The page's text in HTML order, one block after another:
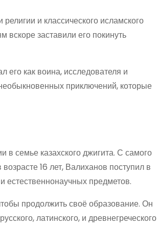
и классического исламского
заставили его покинуть
как воина, исследователя и
приключений, которые
в семье казахского джигита. С самого
16 лет, Валиханов поступил в
предметов.
продолжить своё образование. Он
латинского, и древнегреческого